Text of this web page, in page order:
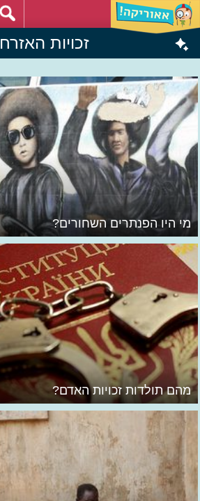
זכויות האזרח
מי היו הפנתרים השחורים?
מהם תולדות זכויות האדם?